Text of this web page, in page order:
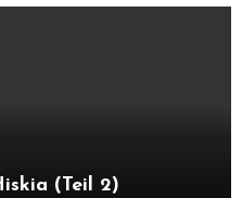
(Teil 2)